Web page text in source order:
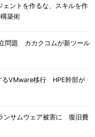
ントを作るな、スキルを作
築術
問題 カカクコムが新ツール
るVMware移行 HPE幹部が
ンサムウェア被害に 復旧費